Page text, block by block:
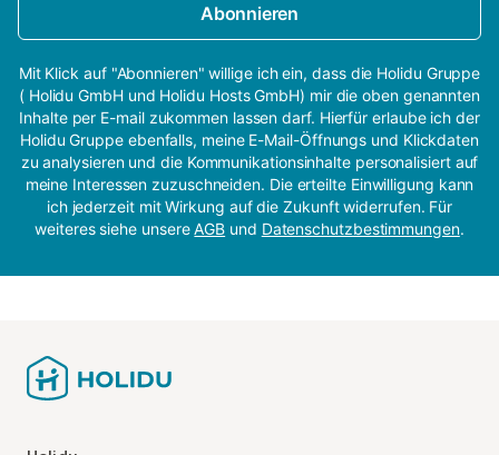
Abonnieren
Mit Klick auf "Abonnieren" willige ich ein, dass die Holidu Gruppe
( Holidu GmbH und Holidu Hosts GmbH) mir die oben genannten
Inhalte per E-mail zukommen lassen darf. Hierfür erlaube ich der
Holidu Gruppe ebenfalls, meine E-Mail-Öffnungs und Klickdaten
zu analysieren und die Kommunikationsinhalte personalisiert auf
meine Interessen zuzuschneiden. Die erteilte Einwilligung kann
ich jederzeit mit Wirkung auf die Zukunft widerrufen. Für
weiteres siehe unsereAGB und Datenschutzbestimmungen.